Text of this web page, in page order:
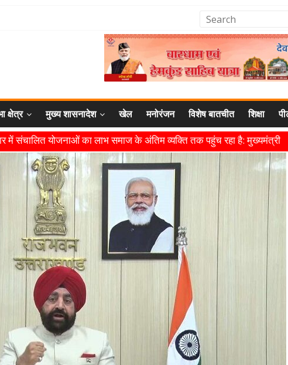
क्षेत्र मुख्य शासनादेश खेल मनोरंजन विशेष बातचीत शिक्षा
में संचालित योजनाओं का लाभ समाज के अंतिम व्यक्ति तक पहुंच रहा है: मुख्यमंत्री
ने हरकी पैड़ी से लेकर कांवड़ यात्रा मार्ग पर हेलीकॉप्टर से शिवभक्तों पर
में कांवड़ यात्रा के दौरान मंगलवार को आस्था, सेवा और संस्कृति का अद्भुत संगम देखने को
सेवा शिविर का किया शुभारंभ, श्रद्धालुओं को अपने हाथों से परोसा भोजन
धामी ने एनडीआरएफ बटालियन गदरपुर का किया भ्रमण, जवानों से संवाद कर आपदा